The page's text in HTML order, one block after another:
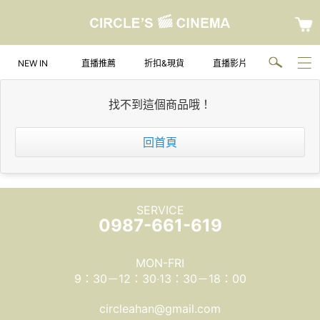
NEW IN 直播推薦 折扣&現貨 直播影片
找不到這個商品哦！
回首頁
SERVICE
0987-661-619
MON-FRI
9：30－12：30‧13：30－18：00
circleahan@gmail.com